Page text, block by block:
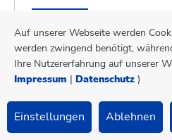
Auf unserer Webseite werden
werden zwingend benötigt,
Ihre Nutzererfahrung auf unserer
Impressum | Datenschutz )
Einstellungen Ablehnen
15.12.2026 -
München
Online-Veranstaltung um
Mehr lesen